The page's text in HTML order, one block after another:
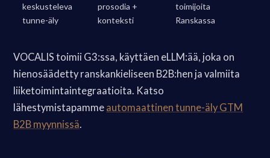
keskusteleva
tunne-äly
prosodia +
konteksti
toimijoita
Ranskassa
VOCALIS toimii G3:ssa, käyttäen eLLM:ää, joka on
hienosäädetty ranskankieliseen B2B:hen ja valmiita
liiketoimintaintegraatioita. Katso
lähestymistapamme automaattinen tunne-äly GTM
B2B myynnissä.